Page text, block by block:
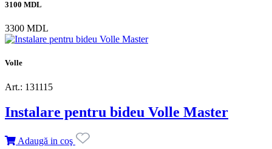
3100 MDL
3300 MDL
Volle
Art.: 131115
Instalare pentru bideu Volle Master
Adaugă in coş